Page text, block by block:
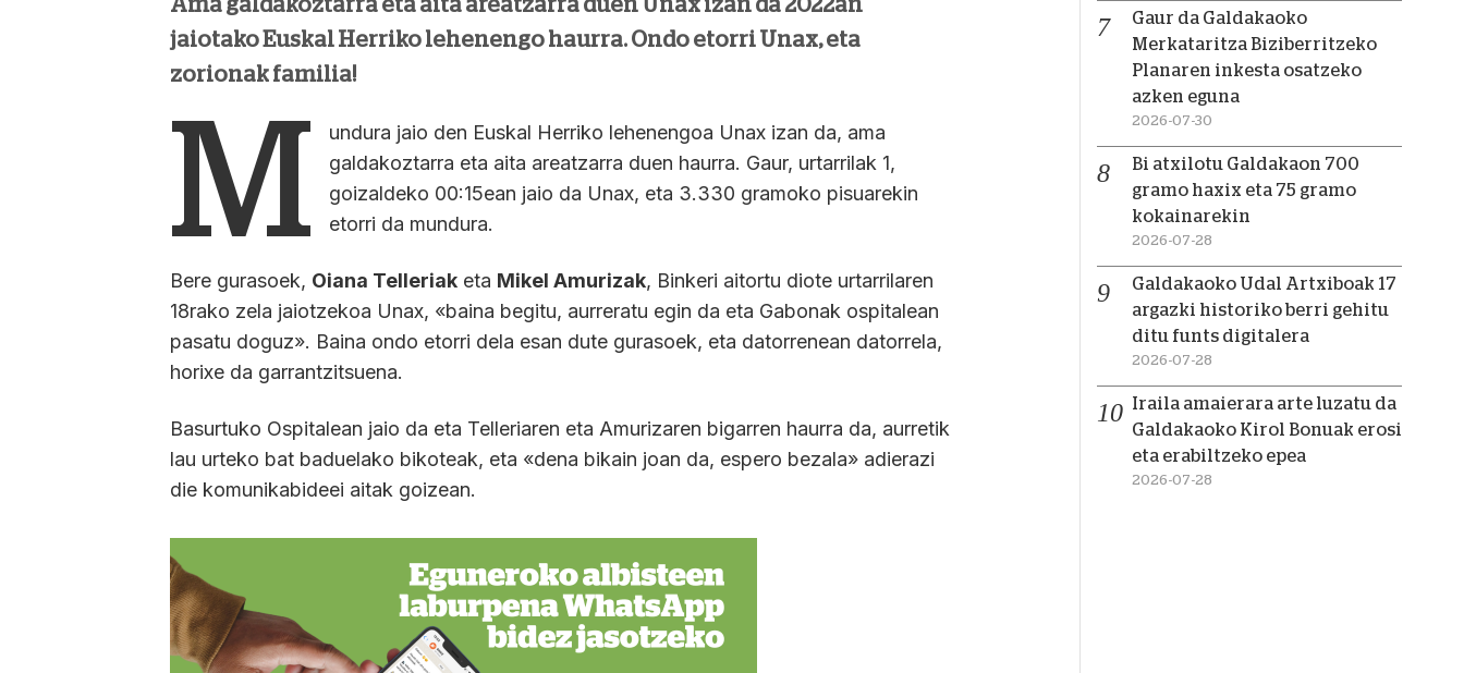
jaiotako Euskal Herriko lehenengo haurra. Ondo etorri Unax, eta
zorionak familia!
M
undura jaio den Euskal Herriko lehenengoa Unax izan da, ama
galdakoztarra eta aita areatzarra duen haurra. Gaur, urtarrilak 1,
goizaldeko 00:15ean jaio da Unax, eta 3.330 gramoko pisuarekin
etorri da mundura.
Bere gurasoek, Oiana Telleriak eta Mikel Amurizak, Binkeri aitortu diote urtarrilaren
18rako zela jaiotzekoa Unax, «baina begitu, aurreratu egin da eta Gabonak ospitalean
pasatu doguz». Baina ondo etorri dela esan dute gurasoek, eta datorrenean datorrela,
horixe da garrantzitsuena.
Basurtuko Ospitalean jaio da eta Telleriaren eta Amurizaren bigarren haurra da, aurretik
lau urteko bat baduelako bikoteak, eta «dena bikain joan da, espero bezala» adierazi
die komunikabideei aitak goizean.
Gaur da Galdakaoko
Merkataritza Biziberritzeko
Planaren inkesta osatzeko
azken eguna
2026-07-30
Bi atxilotu Galdakaon 700
gramo haxix eta 75 gramo
kokainarekin
2026-07-28
Galdakaoko Udal Artxiboak 17
argazki historiko berri gehitu
ditu funts digitalera
2026-07-28
Iraila amaierara arte luzatu da
Galdakaoko Kirol Bonuak erosi
eta erabiltzeko epea
2026-07-28